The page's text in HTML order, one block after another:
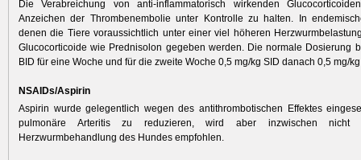
Die Verabreichung von anti-inflammatorisch wirkenden
Anzeichen der Thrombenembolie unter Kontrolle zu halten. In
denen die Tiere voraussichtlich unter einer viel höheren
Glucocorticoide wie Prednisolon gegeben werden. Die normale Dosierung
BID für eine Woche und für die zweite Woche 0,5 mg/kg SID danach 0,5 mg/
NSAIDs/Aspirin
Aspirin wurde gelegentlich wegen des antithrombotischen Effektes
pulmonäre Arteritis zu reduzieren, wird aber inzwischen
Herzwurmbehandlung des Hundes empfohlen.